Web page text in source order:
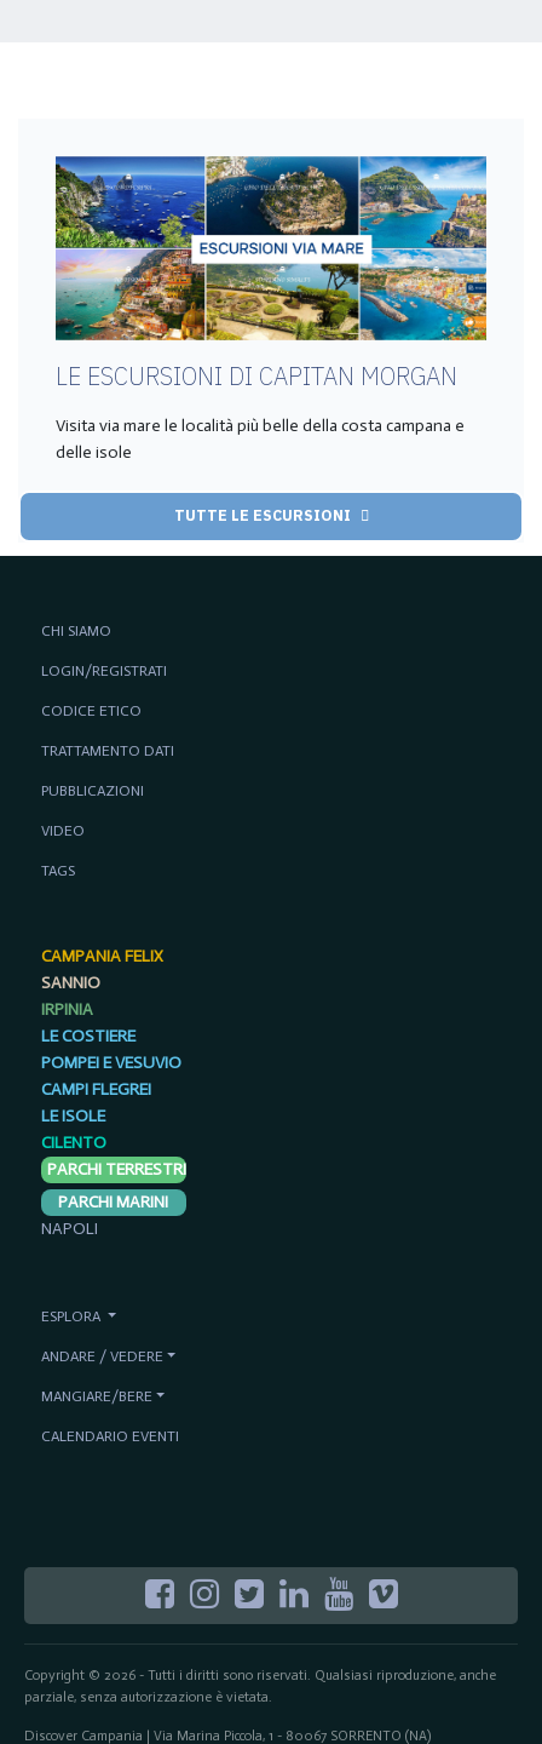
LE ESCURSIONI DI CAPITAN MORGAN
Visita via mare le località più belle della costa campana e
delle isole
TUTTE LE ESCURSIONI
Copyright © 2026 - Tutti i diritti sono riservati. Qualsiasi riproduzione, anche
parziale, senza autorizzazione è vietata.
Discover Campania | Via Marina Piccola, 1 - 80067 SORRENTO (NA)
CHI SIAMO
LOGIN/REGISTRATI
CODICE ETICO
TRATTAMENTO DATI
PUBBLICAZIONI
VIDEO
TAGS
CAMPANIA FELIX
SANNIO
IRPINIA
LE COSTIERE
POMPEI E VESUVIO
CAMPI FLEGREI
LE ISOLE
CILENTO
PARCHI TERRESTRI
PARCHI MARINI
NAPOLI
ESPLORA
ANDARE / VEDERE
MANGIARE/BERE
CALENDARIO EVENTI